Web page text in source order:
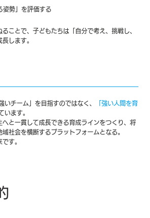
チーム」を目指すのではなく、
「強い人間を育
います。
へと一貫して成長できる育成ラインをつくり、将
社会を横断するプラットフォームとなる。
す。
ことで、子どもたちは「自分で考え、挑戦し、
します。
姿勢」を評価する